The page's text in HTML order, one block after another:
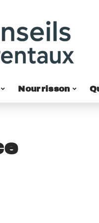
Nourrisson